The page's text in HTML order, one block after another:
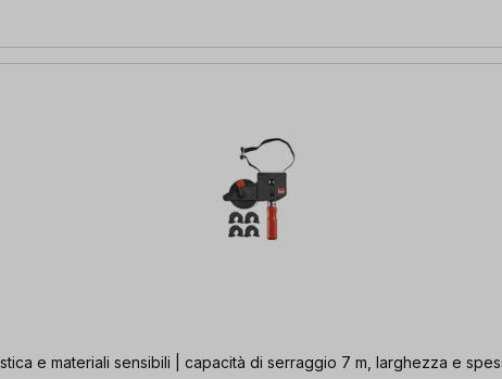
e materiali sensibili | capacità di serraggio 7 m, larghezza e